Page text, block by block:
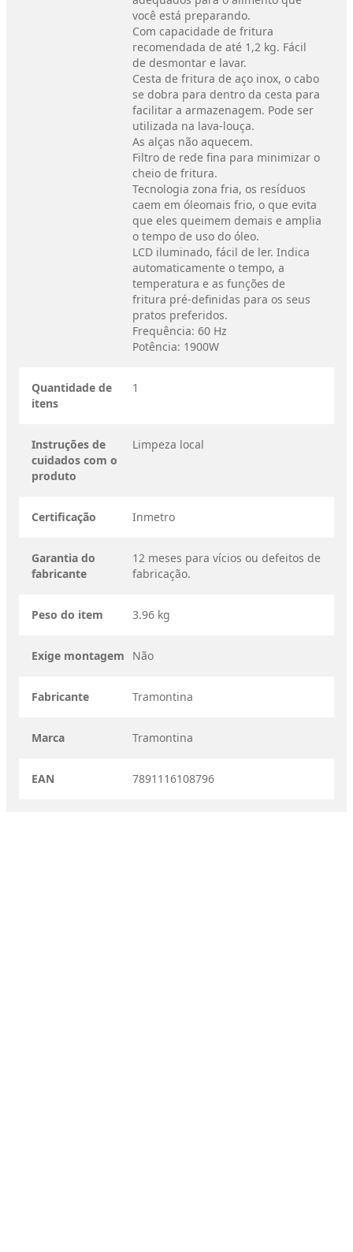
você está preparando.
Com capacidade de fritura
recomendada de até 1,2 kg. Fácil
de desmontar e lavar.
Cesta de fritura de aço inox, o cabo
se dobra para dentro da cesta para
facilitar a armazenagem. Pode ser
utilizada na lava-louça.
As alças não aquecem.
Filtro de rede fina para minimizar o
cheio de fritura.
Tecnologia zona fria, os resíduos
caem em óleomais frio, o que evita
que eles queimem demais e amplia
o tempo de uso do óleo.
LCD iluminado, fácil de ler. Indica
automaticamente o tempo, a
temperatura e as funções de
fritura pré-definidas para os seus
pratos preferidos.
Frequência: 60 Hz
Potência: 1900W
Quantidade de
itens
1
Instruções de
cuidados com o
produto
Limpeza local
Certificação Inmetro
Garantia do
fabricante
12 meses para vícios ou defeitos de
fabricação.
Peso do item 3.96 kg
Exige montagem Não
Fabricante Tramontina
Marca Tramontina
EAN 7891116108796